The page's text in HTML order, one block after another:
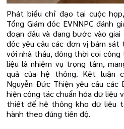
Phát biểu chỉ đạo tại cuộc
Tổng Giám đốc EVNNPC đánh
đoạn đầu và đang bước vào
đốc yêu cầu các đơn vị bám
với nhà thầu, đồng thời coi công
liệu là nhiệm vụ trọng tâm,
quả của hệ thống. Kết luận
Nguyễn Đức Thiện yêu cầu
hiện công tác chuẩn hóa dữ liệu
thiết để hệ thống kho dữ liệu
hành theo đúng tiến độ.